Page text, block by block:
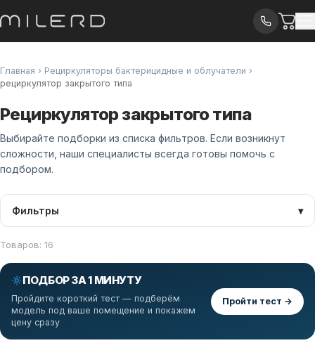
Главная › Рециркуляторы бактерицидные и облучатели ›
рециркулятор закрытого типа
Рециркулятор закрытого типа
Выбирайте подборки из списка фильтров. Если возникнут
сложности, наши специалисты всегда готовы помочь с
подбором.
Фильтры ▾
Товаров: 16
ПОДБОР ЗА 1 МИНУТУ
Пройдите короткий тест — подберём
модель под ваше помещение и покажем
цену сразу
Пройти тест →